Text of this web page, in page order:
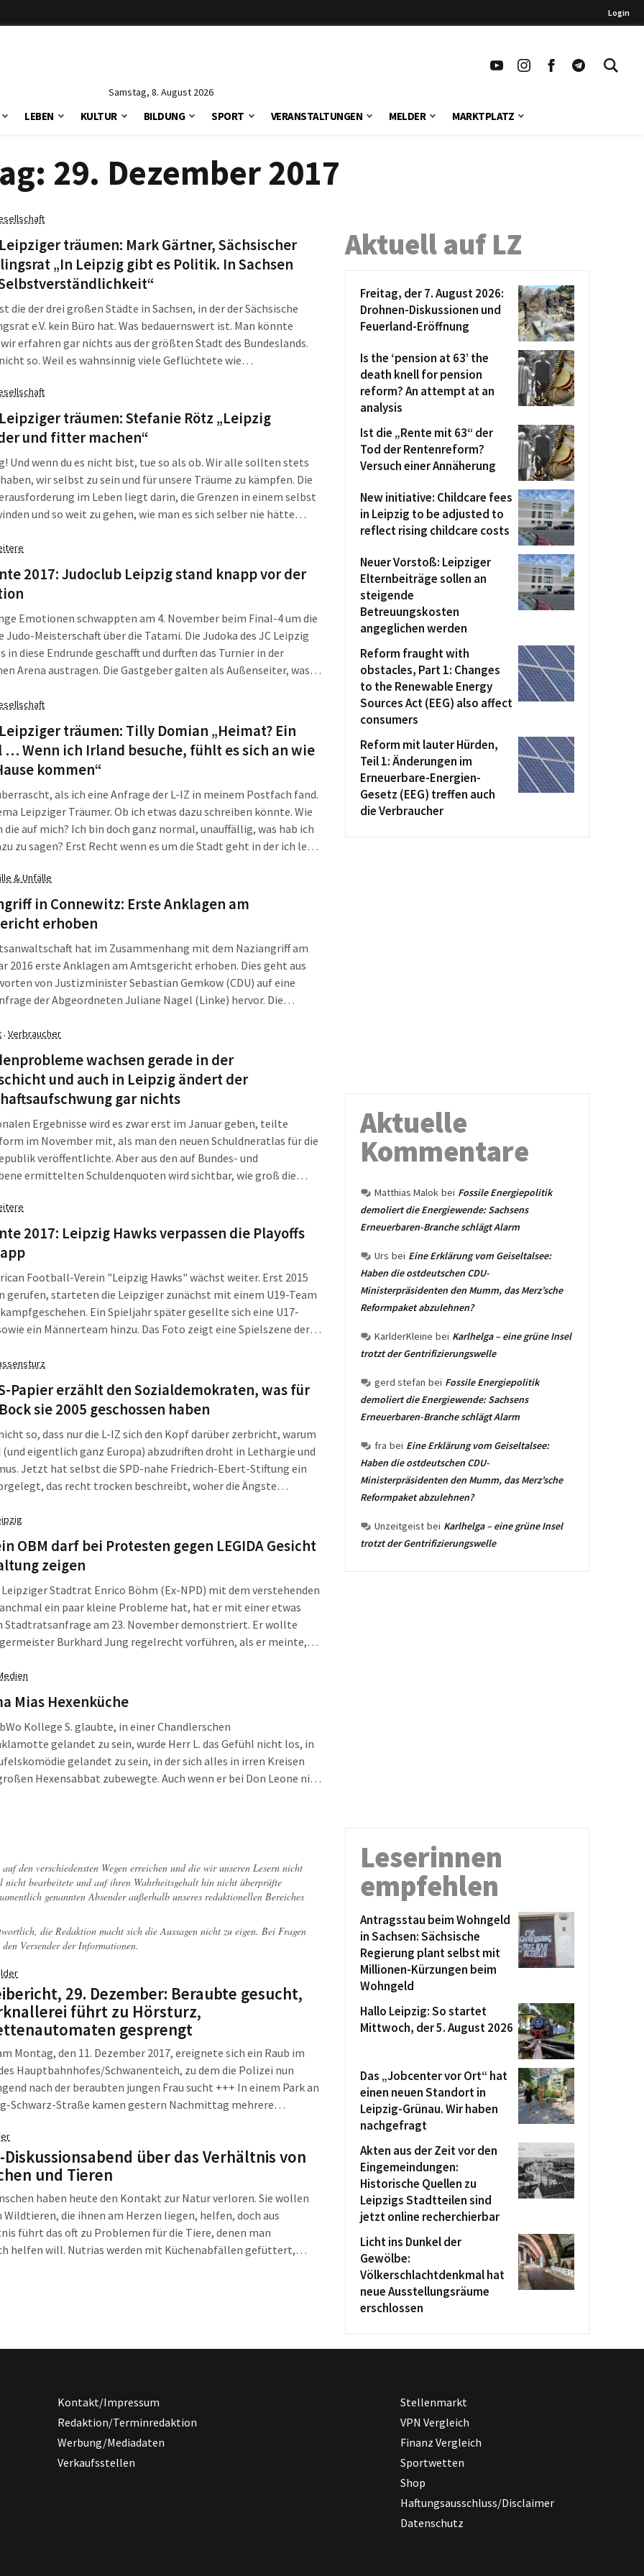
Login
Samstag, 8. August 2026
LEBEN KULTUR BILDUNG SPORT VERANSTALTUNGEN MELDER MARKTPLATZ
29. Dezember 2017
träumen: Mark Gärtner, Sächsischer
„In Leipzig gibt es Politik. In Sachsen
die der drei großen Städte in Sachsen, in der der Sächsische
e.V. kein Büro hat. Was bedauernswert ist. Man könnte
erfahren gar nichts aus der größten Stadt des Bundeslands.
so. Weil es wahnsinnig viele Geflüchtete wie
seine Mitschüler*innen haben in diesem Jahr mit einer
Luans Bleiberecht gesorgt. Die
Zendegi und das Aktionsnetzwerk
haben im Juni und Oktober gegen Abschiebungen
träumen: Stefanie Rötz „Leipzig
und fitter machen“
Und wenn du es nicht bist, tue so als ob. Wir alle sollten stets
wir selbst zu sein und für unsere Träume zu kämpfen. Die
im Leben liegt darin, die Grenzen in einem selbst
und so weit zu gehen, wie man es sich selber nie hätte
sich alles.
2017: Judoclub Leipzig stand knapp vor der
Emotionen schwappten am 4. November beim Final-4 um die
Judo-Meisterschaft über die Tatami. Die Judoka des JC Leipzig
in diese Endrunde geschafft und durften das Turnier in der
Arena austragen. Die Gastgeber galten als Außenseiter, was
das Finale, holten gegen Esslingen ein 7:7 und wurden nur
schlechtere Unterwertung (58:64) gestoppt.
träumen: Tilly Domian „Heimat? Ein
… Wenn ich Irland besuche, fühlt es sich an wie
kommen“
als ich eine Anfrage der L-IZ in meinem Postfach fand.
Leipziger Träumer. Ob ich etwas dazu schreiben könnte. Wie
die auf mich? Ich bin doch ganz normal, unauffällig, was hab ich
zu sagen? Erst Recht wenn es um die Stadt geht in der ich lebe.
einmal damit geliebäugelt hier wegzuziehen. Obwohl … ich tu
wieder.
& Unfälle
in Connewitz: Erste Anklagen am
erhoben
hat im Zusammenhang mit dem Naziangriff am
2016 erste Anklagen am Amtsgericht erhoben. Dies geht aus
von Justizminister Sebastian Gemkow (CDU) auf eine
der Abgeordneten Juliane Nagel (Linke) hervor. Die
· Verbraucher
wachsen gerade in der
und auch in Leipzig ändert der
gar nichts
Ergebnisse wird es zwar erst im Januar geben, teilte
im November mit, als man den neuen Schuldneratlas für die
veröffentlichte. Aber aus den auf Bundes- und
ermittelten Schuldenquoten wird sichtbar, wie groß die
durch zu viel Konsum hat das meistens wenig zu tun. Und
die Regionalergebnisse noch ausstehen, wird sichtbar: Wirklich
hat sich die Lage 2017 auch in Leipzig nicht.
2017: Leipzig Hawks verpassen die Playoffs
Football-Verein "Leipzig Hawks" wächst weiter. Erst 2015
gerufen, starteten die Leipziger zunächst mit einem U19-Team
Ein Spieljahr später gesellte sich eine U17-
ein Männerteam hinzu. Das Foto zeigt eine Spielszene der
Leipzig direkt die Playoffs an, doch Niederlagen gegen
Chemnitz ließen diesen Traum noch platzen.
Papier erzählt den Sozialdemokraten, was für
sie 2005 geschossen haben
so, dass nur die L-IZ sich den Kopf darüber zerbricht, warum
(und eigentlich ganz Europa) abzudriften droht in Lethargie und
Jetzt hat selbst die SPD-nahe Friedrich-Ebert-Stiftung ein
das recht trocken beschreibt, woher die Ängste
stecken. Und ein SPD-Kanzler hat eine gewaltige Aktie
er nicht allein.
OBM darf bei Protesten gegen LEGIDA Gesicht
zeigen
Leipziger Stadtrat Enrico Böhm (Ex-NPD) mit dem verstehenden
ein paar kleine Probleme hat, hat er mit einer etwas
Stadtratsanfrage am 23. November demonstriert. Er wollte
Burkhard Jung regelrecht vorführen, als er meinte,
unterstellen zu können – weil der OBM immer
gegen LEGIDA unterstützt hat.
Mias Hexenküche
Wo Kollege S. glaubte, in einer Chandlerschen
gelandet zu sein, wurde Herr L. das Gefühl nicht los, in
gelandet zu sein, in der sich alles in irren Kreisen
Hexensabbat zubewegte. Auch wenn er bei Don Leone nie
den verschiedensten Wegen erreichen und die wir unseren Lesern nicht
bearbeitete und auf ihren Wahrheitsgehalt hin nicht überprüfte
genannten Absender außerhalb unseres redaktionellen Bereiches
die Redaktion macht sich die Aussagen nicht zu eigen. Bei Fragen
Versender der Informationen.
29. Dezember: Beraubte gesucht,
führt zu Hörsturz,
gesprengt
Montag, den 11. Dezember 2017, ereignete sich ein Raub im
Hauptbahnhofes/Schwanenteich, zu dem die Polizei nun
nach der beraubten jungen Frau sucht +++ In einem Park an
Schwarz-Straße kamen gestern Nachmittag mehrere
+++ Mit einem Böller wurde heute Nacht ein
in der Engertstraße gesprengt.
Diskussionsabend über das Verhältnis von
und Tieren
haben heute den Kontakt zur Natur verloren. Sie wollen
Wildtieren, die ihnen am Herzen liegen, helfen, doch aus
führt das oft zu Problemen für die Tiere, denen man
helfen will. Nutrias werden mit Küchenabfällen gefüttert,
Aktuell auf LZ
Freitag, der 7. August 2026:
Drohnen-Diskussionen und
Feuerland-Eröffnung
Is the ‘pension at 63’ the
death knell for pension
reform? An attempt at an
analysis
Ist die „Rente mit 63“ der
Tod der Rentenreform?
Versuch einer Annäherung
New initiative: Childcare fees
in Leipzig to be adjusted to
reflect rising childcare costs
Neuer Vorstoß: Leipziger
Elternbeiträge sollen an
steigende
Betreuungskosten
angeglichen werden
Reform fraught with
obstacles, Part 1: Changes
to the Renewable Energy
Sources Act (EEG) also affect
consumers
Reform mit lauter Hürden,
Teil 1: Änderungen im
Erneuerbare-Energien-
Gesetz (EEG) treffen auch
die Verbraucher
Aktuelle
Kommentare
Matthias Malok bei Fossile Energiepolitik
demoliert die Energiewende: Sachsens
Erneuerbaren-Branche schlägt Alarm
Urs bei Eine Erklärung vom Geiseltalsee:
Haben die ostdeutschen CDU-
Ministerpräsidenten den Mumm, das Merz’sche
Reformpaket abzulehnen?
KarlderKleine bei Karlhelga – eine grüne Insel
trotzt der Gentrifizierungswelle
gerd stefan bei Fossile Energiepolitik
demoliert die Energiewende: Sachsens
Erneuerbaren-Branche schlägt Alarm
fra bei Eine Erklärung vom Geiseltalsee:
Haben die ostdeutschen CDU-
Ministerpräsidenten den Mumm, das Merz’sche
Reformpaket abzulehnen?
Unzeitgeist bei Karlhelga – eine grüne Insel
trotzt der Gentrifizierungswelle
Leserinnen
empfehlen
Antragsstau beim Wohngeld
in Sachsen: Sächsische
Regierung plant selbst mit
Millionen-Kürzungen beim
Wohngeld
Hallo Leipzig: So startet
Mittwoch, der 5. August 2026
Das „Jobcenter vor Ort“ hat
einen neuen Standort in
Leipzig-Grünau. Wir haben
nachgefragt
Akten aus der Zeit vor den
Eingemeindungen:
Historische Quellen zu
Leipzigs Stadtteilen sind
jetzt online recherchierbar
Licht ins Dunkel der
Gewölbe:
Völkerschlachtdenkmal hat
neue Ausstellungsräume
erschlossen
Kontakt/Impressum
Redaktion/Terminredaktion
Werbung/Mediadaten
Verkaufsstellen
Stellenmarkt
VPN Vergleich
Finanz Vergleich
Sportwetten
Shop
Haftungsausschluss/Disclaimer
Datenschutz